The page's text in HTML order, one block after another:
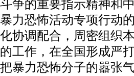
斗争的重要指示精神和
暴力恐怖活动专项行动
化协调配合，周密组织
的工作，在全国形成严
把暴力恐怖分子的嚣张